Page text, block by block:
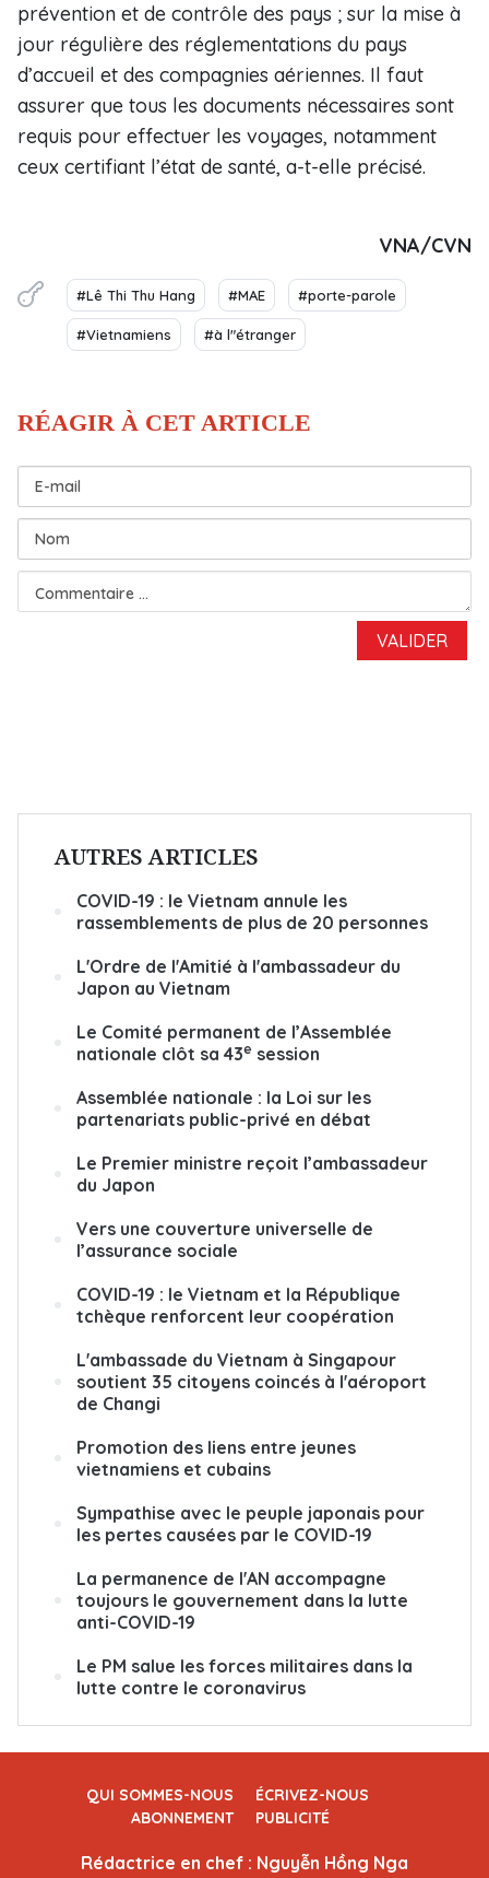
prévention et de contrôle des pays ; sur la mise à
jour régulière des réglementations du pays
d’accueil et des compagnies aériennes. Il faut
assurer que tous les documents nécessaires sont
requis pour effectuer les voyages, notamment
ceux certifiant l’état de santé, a-t-elle précisé.
VNA/CVN
#Lê Thi Thu Hang #MAE #porte-parole
#Vietnamiens #à l"étranger
AUTRES ARTICLES
COVID-19 : le Vietnam annule les
rassemblements de plus de 20 personnes
L'Ordre de l'Amitié à l'ambassadeur du
Japon au Vietnam
Le Comité permanent de l’Assemblée
nationale clôt sa 43e session
Assemblée nationale : la Loi sur les
partenariats public-privé en débat
Le Premier ministre reçoit l’ambassadeur
du Japon
Vers une couverture universelle de
l’assurance sociale
COVID-19 : le Vietnam et la République
tchèque renforcent leur coopération
L'ambassade du Vietnam à Singapour
soutient 35 citoyens coincés à l'aéroport
de Changi ​
Promotion des liens entre jeunes
vietnamiens et cubains
Sympathise avec le peuple japonais pour
les pertes causées par le COVID-19
La permanence de l'AN accompagne
toujours le gouvernement dans la lutte
anti-COVID-19
Le PM salue les forces militaires dans la
lutte contre le coronavirus
QUI SOMMES-NOUS
ÉCRIVEZ-NOUS
ABONNEMENT
PUBLICITÉ
Rédactrice en chef : Nguyễn Hồng Nga